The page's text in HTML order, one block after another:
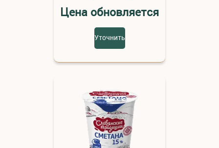
Цена обновляется
Уточнить